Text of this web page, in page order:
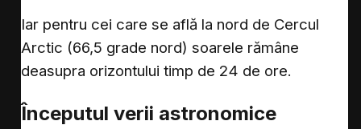
Iar pentru cei care se află la nord de Cercul
Arctic (66,5 grade nord) soarele rămâne
deasupra orizontului timp de 24 de ore.
Începutul verii astronomice